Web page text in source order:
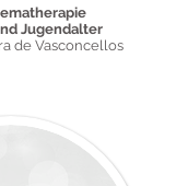
Jugendalter
de Vasconcellos